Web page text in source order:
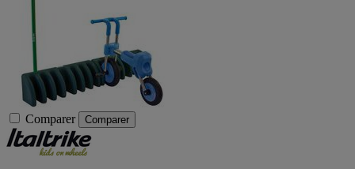
Comparer Comparer